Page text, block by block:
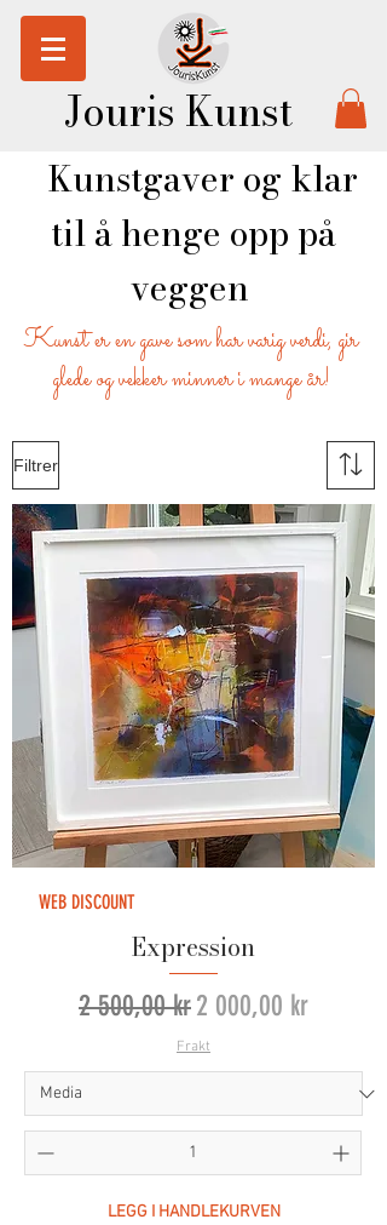
Jouris Kunst
Kunstgaver og klar
til å henge opp på
veggen
Kunst er en gave som har varig verdi, gir
glede og vekker minner i mange år!
Filtrer
WEB DISCOUNT
Expression
Vanlig pris
2 500,00 krSalgspris
2 000,00 kr
Frakt
LEGG I HANDLEKURVEN